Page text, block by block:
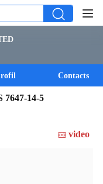
Contacts
7647-14-5
video